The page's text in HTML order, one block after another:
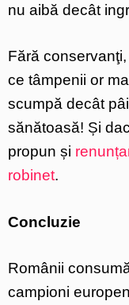
nu aibă decât
Fără
ce tâmpenii or
scumpă decât
sănătoasă! Și
propun și
robinet.
Concluzie
Românii
campioni